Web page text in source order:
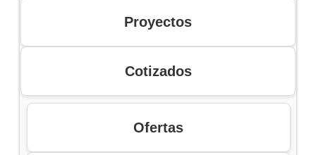
Proyectos
Cotizados
Ofertas